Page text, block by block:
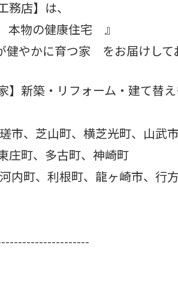
務店】は、
本物の健康住宅 』
やかに育つ家 をお届けして
】新築・リフォーム・建て替え
市、芝山町、横芝光町、山武
庄町、多古町、神崎町
内町、利根町、龍ヶ崎市、